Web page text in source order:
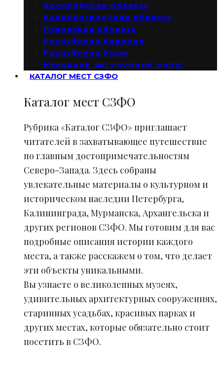
Вологодская область
Калининградская область
Псковская область
Республика Карелия
Республика Коми
Ненецкий автономный округ
КАТАЛОГ МЕСТ СЗФО
Каталог мест СЗФО
Рубрика «Каталог СЗФО» приглашает
читателей в захватывающее путешествие
по главным достопримечательностям
Северо-Запада. Здесь собраны
увлекательные материалы о культурном и
историческом наследии Петербурга,
Калининграда, Мурманска, Архангельска и
других регионов СЗФО. Мы готовим для вас
подробные описания истории каждого
места, а также расскажем о том, что делает
эти объекты уникальными.
Вы узнаете о великолепных музеях,
удивительных архитектурных сооружениях,
старинных усадьбах, красивых парках и
других местах, которые обязательно стоит
посетить в СЗФО.